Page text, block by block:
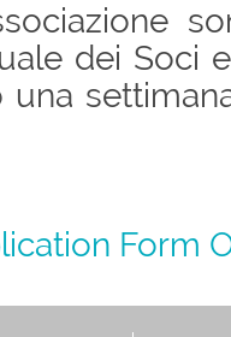
dei Soci
Form